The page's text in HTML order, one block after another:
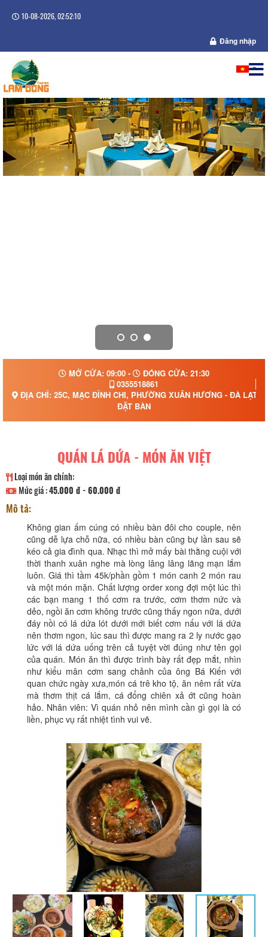
10-08-2026, 02:52:10
Đăng nhập
MỞ CỬA: 09:00 -
ĐÓNG CỬA: 21:30
0355518861
ĐỊA CHỈ: 25C, MẠC ĐỈNH CHI, PHƯỜNG XUÂN HƯƠNG - ĐÀ LẠT,
ĐẶT BÀN
QUÁN LÁ DỨA - MÓN ĂN VIỆT
Loại món ăn chính:
Mức giá :45.000 đ - 60.000 đ
Mô tả:
Không gian ấm cúng có nhiều bàn đôi cho couple, nên
cũng dễ lựa chỗ nữa, có nhiều bàn cũng bự lần sau sẽ
kéo cả gia đình qua. Nhạc thì mở mấy bài thằng cuội với
thời thanh xuân nghe mà lòng lâng lâng lãng mạn lắm
luôn. Giá thì tầm 45k/phần gồm 1 món canh 2 món rau
và một món mặn. Chất lượng order xong đợi một lúc thì
các bạn mang 1 thố cơm ra trước, cơm thơm nức và
dẻo, ngồi ăn cơm không trước cũng thấy ngon nữa, dưới
đáy nồi có lá dứa lót dưới mới biết cơm nấu với lá dứa
nên thơm ngon, lúc sau thì được mang ra 2 ly nước gạo
lức với lá dứa uống trên cả tuyệt vời đúng như tên gọi
của quán. Món ăn thì được trình bày rất đẹp mắt, nhìn
như kiểu mân cơm sang chảnh của ông Bá Kiến với
quan chức ngày xưa,món cá trê kho tộ, ăn nêm rất vừa
mà thơm thịt cá lắm, cá đổng chiên xả ớt cũng hoàn
hảo. Nhân viên: Vì quán nhỏ nên mình cần gì gọi là có
liền, phục vụ rất nhiệt tình vui vẽ.